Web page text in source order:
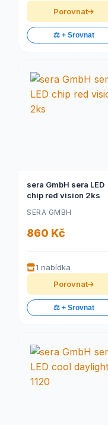
Porovnat
⚖️ + Srovnat
sera GmbH sera LED
chip red vision 2ks
SERA GMBH
860 Kč
1 nabídka
Porovnat
⚖️ + Srovnat